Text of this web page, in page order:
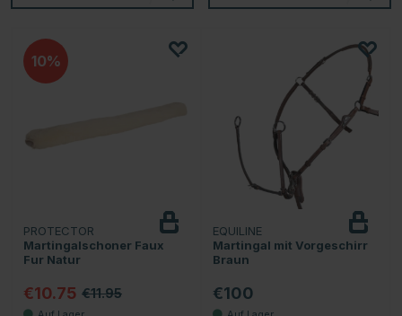
10
PROTECTOR
Martingalschoner Faux
Fur Natur
€10.75 €11.95
EQUILINE
Martingal mit Vorgeschirr
Braun
€100